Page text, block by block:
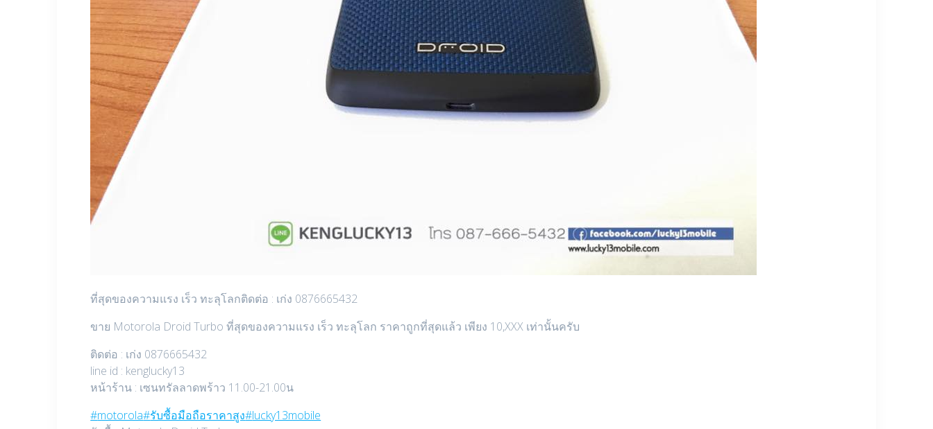
ที่สุดของความแรง เร็ว ทะลุโลกติดต่อ : เก่ง 0876665432
ขาย Motorola Droid Turbo ที่สุดของความแรง เร็ว ทะลุโลก ราคาถูกที่สุดแล้ว เพียง 10,XXX เท่านั้นครับ
ติดต่อ : เก่ง 0876665432
line id : kenglucky13
หน้าร้าน : เซนทรัลลาดพร้าว 11.00-21.00น
‪#‎motorola‬‪#‎รับซื้อมือถือราคาสูง‬‪#‎lucky13mobile‬